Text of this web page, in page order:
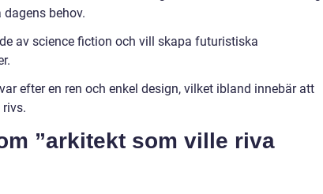
behov.
av science fiction och vill skapa futuristiska
efter en ren och enkel design, vilket ibland innebär att
”arkitekt som ville riva